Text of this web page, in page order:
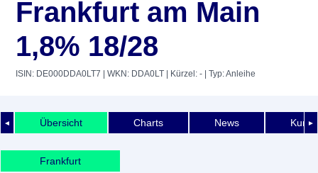
Frankfurt am Main
1,8% 18/28
ISIN: DE000DDA0LT7 | WKN: DDA0LT | Kürzel: - | Typ: Anleihe
◄ ►
Übersicht Charts News
Frankfurt